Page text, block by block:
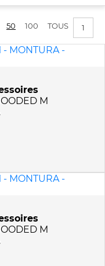
50 100 TOUS 1
M
M